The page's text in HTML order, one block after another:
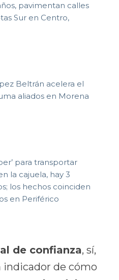
pavimentan calles
Sur en Centro,
Beltrán acelera el
aliados en Morena
para transportar
la cajuela, hay 3
los hechos coinciden
en Periférico
de confianza, sí,
de cómo